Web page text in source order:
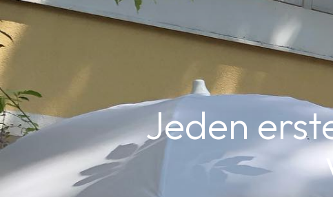
Jeden